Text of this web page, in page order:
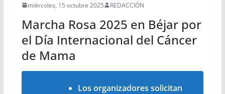
miércoles, 15 octubre 2025 REDACCIÓN
Marcha Rosa 2025 en Béjar por
el Día Internacional del Cáncer
de Mama
Los organizadores solicitan